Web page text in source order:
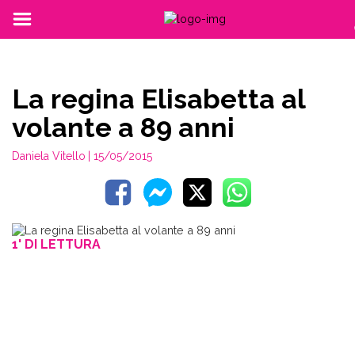
La regina Elisabetta al
volante a 89 anni
Daniela Vitello | 15/05/2015
1' DI LETTURA